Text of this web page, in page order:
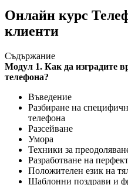
Онлайн курс
клиенти
Съдържание
Модул 1. Как да изградите
телефона?
Въведение
Разбиране на
телефона
Разсейване
Умора
Техники за
Разработване на
Положителен език на
Шаблонни поздрави и